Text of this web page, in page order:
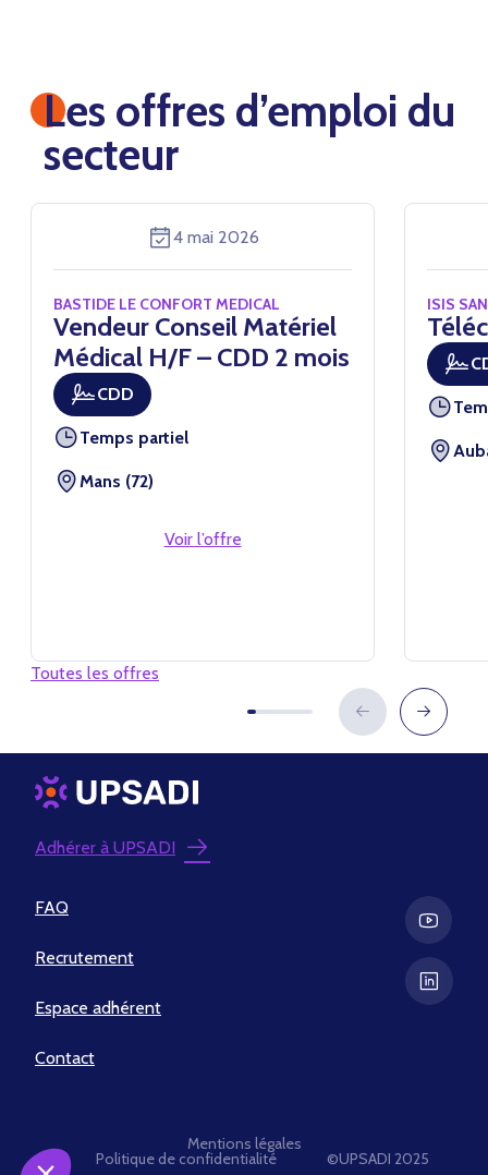
Les offres d’emploi du
secteur
4 mai 2026
BASTIDE LE CONFORT MEDICAL
Vendeur Conseil Matériel
Médical H/F – CDD 2 mois
CDD
Temps partiel
Mans (72)
Voir l’offre
ISIS
Toutes les offres
Adhérer à UPSADI
FAQ
Recrutement
Espace adhérent
Contact
Mentions légales
Politique de confidentialité ©UPSADI 2025